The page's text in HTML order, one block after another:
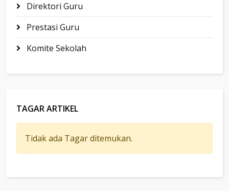
Direktori Guru
Prestasi Guru
Komite Sekolah
TAGAR ARTIKEL
Tidak ada Tagar ditemukan.